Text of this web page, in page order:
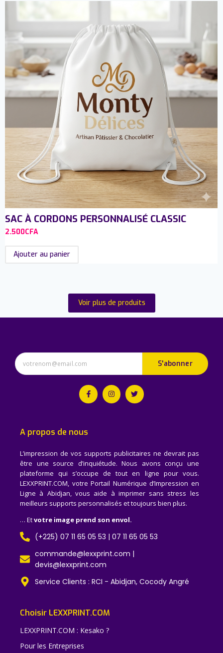
SAC À CORDONS PERSONNALISÉ CLASSIC
2.500CFA
Ajouter au panier
Voir plus de produits
S'abonner
A propos de nous
L’impression de vos supports publicitaires ne devrait pas
être une source d’inquiétude. Nous avons conçu une
plateforme qui s’occupe de tout en ligne pour vous.
LEXXPRINT.COM, votre Portail Numérique d’Impression en
Ligne à Abidjan, vous aide à imprimer sans stress les
meilleurs supports personnalisés et toujours bien plus.
… Etvotre image prend son envol.
(+225) 07 11 65 05 53 | 07 11 65 05 53
commande@lexxprint.com |
devis@lexxprint.com
Service Clients : RCI - Abidjan, Cocody Angré
Choisir LEXXPRINT.COM
LEXXPRINT.COM : Kesako ?
Pour les Entreprises